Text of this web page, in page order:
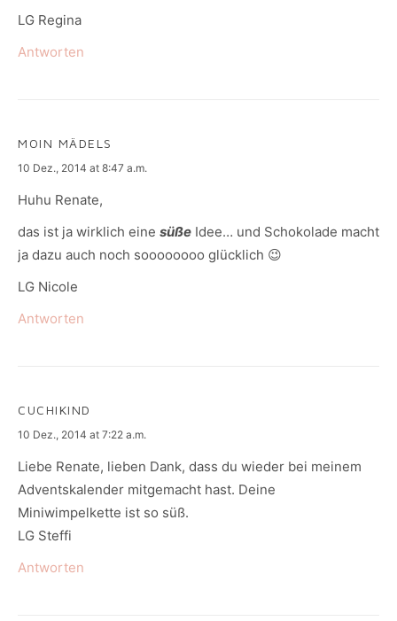
LG Regina
Antworten
MOIN MÄDELS
says:
10 Dez., 2014 at 8:47 a.m.
Huhu Renate,
das ist ja wirklich eine süße Idee… und Schokolade macht
ja dazu auch noch soooooooo glücklich 😉
LG Nicole
Antworten
CUCHIKIND
says:
10 Dez., 2014 at 7:22 a.m.
Liebe Renate, lieben Dank, dass du wieder bei meinem
Adventskalender mitgemacht hast. Deine
Miniwimpelkette ist so süß.
LG Steffi
Antworten